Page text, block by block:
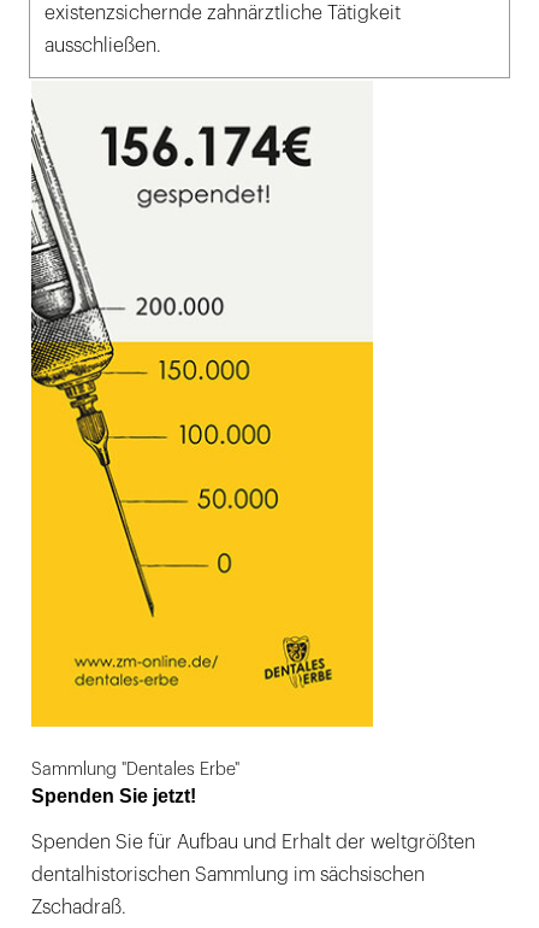
existenzsichernde zahnärztliche Tätigkeit
ausschließen.
Sammlung "Dentales Erbe"
Spenden Sie jetzt!
Spenden Sie für Aufbau und Erhalt der weltgrößten
dentalhistorischen Sammlung im sächsischen
Zschadraß.